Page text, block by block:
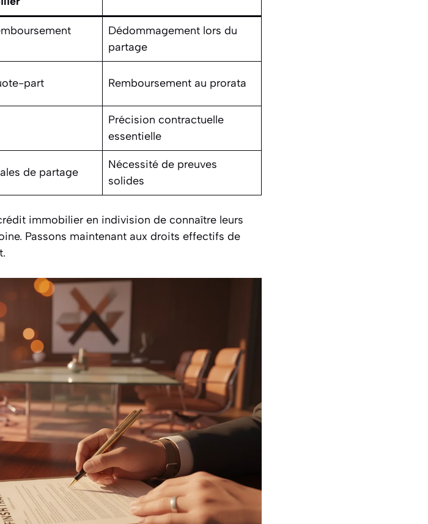
Dédommagement lors du
partage
part Remboursement au prorata
Précision contractuelle
essentielle
de partage
Nécessité de preuves
solides
immobilier en indivision de connaître leurs
Passons maintenant aux droits effectifs de